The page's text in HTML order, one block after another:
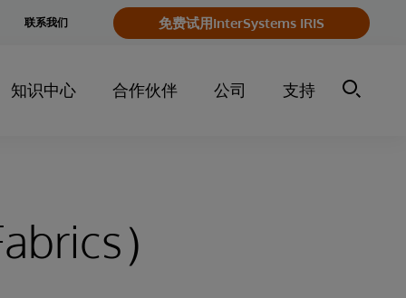
联系我们 免费试用InterSystems IRIS
知识中心 合作伙伴 公司 支持
）